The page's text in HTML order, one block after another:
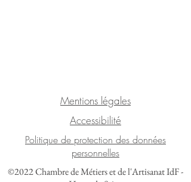
Mentions légales
Accessibilité
Politique de protection des données
personnelles
©2022 Chambre de Métiers et de l'Artisanat IdF -